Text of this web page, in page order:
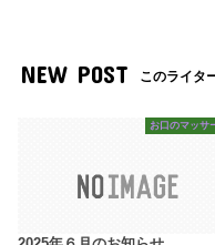
NEW POST このライタ
お口のマッサ